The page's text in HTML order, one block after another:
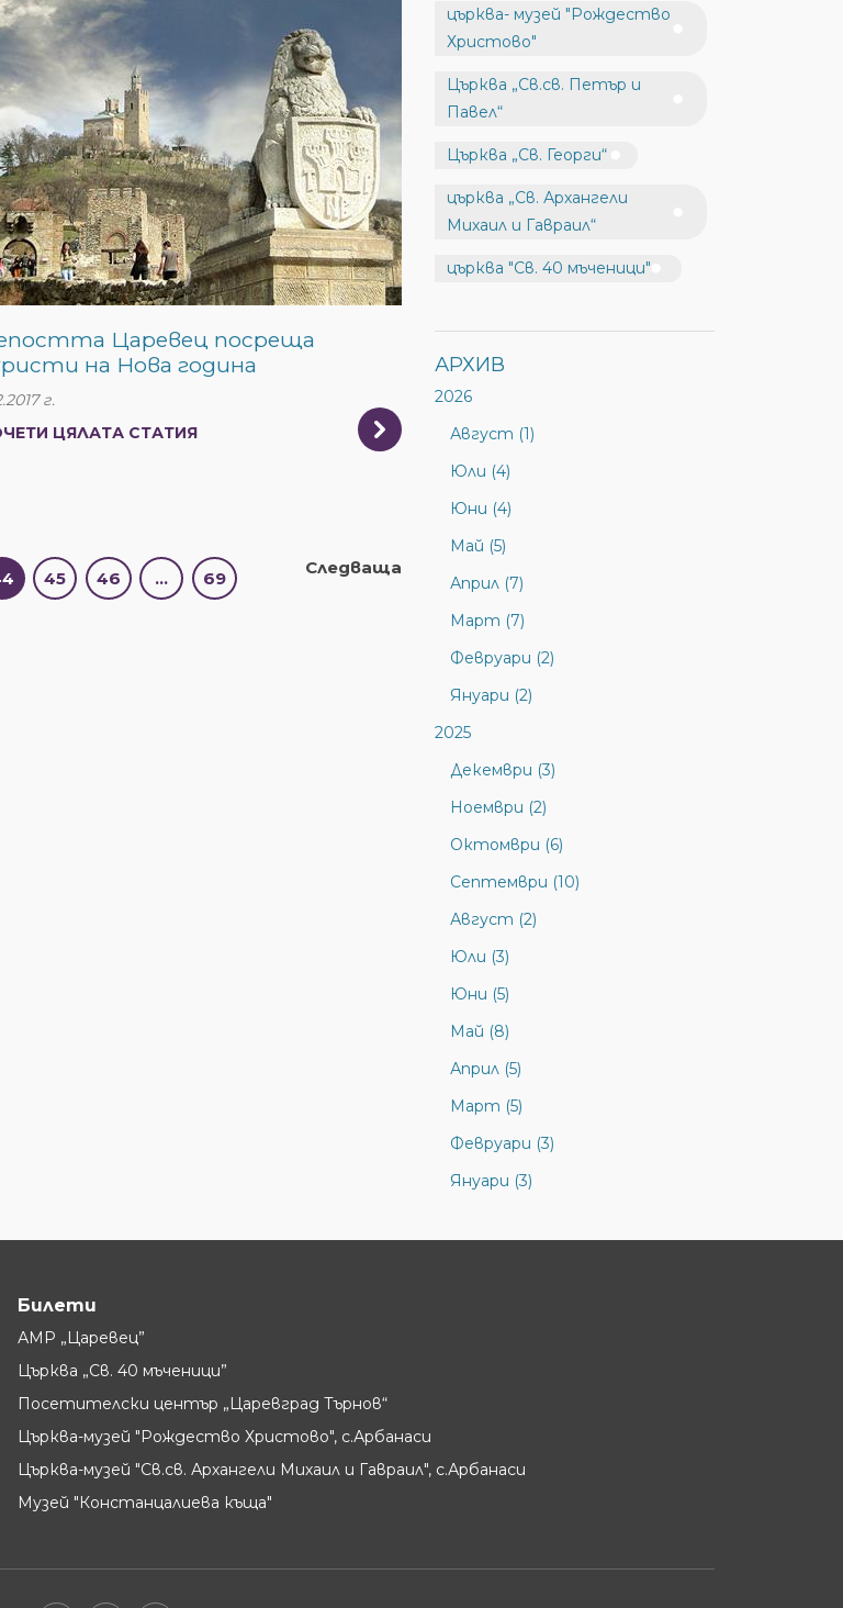
Царевец посреща
на Нова година
г.
ЦЯЛАТА СТАТИЯ
45 46 … 69
Следваща
църква- музей "Рождество
Христово"
Църква „Св.св. Петър и
Павел“
Църква „Св. Георги“
църква „Св. Архангели
Михаил и Гавраил“
църква "Св. 40 мъченици"
АРХИВ
2026
Август (1)
Юли (4)
Юни (4)
Май (5)
Април (7)
Март (7)
Февруари (2)
Януари (2)
2025
Декември (3)
Ноември (2)
Октомври (6)
Септември (10)
Август (2)
Юли (3)
Юни (5)
Май (8)
Април (5)
Март (5)
Февруари (3)
Януари (3)
Билети
АМР „Царевец”
Църква „Св. 40 мъченици”
Посетителски център „Царевград Търнов“
Църква-музей "Рождество Христово", с.Арбанаси
Църква-музей "Св.св. Архангели Михаил и Гавраил", с.Арбанаси
Музей "Констанцалиева къща"